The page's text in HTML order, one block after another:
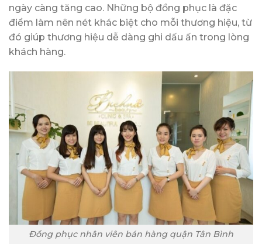
ngày càng tăng cao. Những bộ đồng phục là đặc
điểm làm nên nét khác biệt cho mỗi thương hiệu, từ
đó giúp thương hiệu dễ dàng ghi dấu ấn trong lòng
khách hàng.
Đồng phục nhân viên bán hàng quận Tân Bình